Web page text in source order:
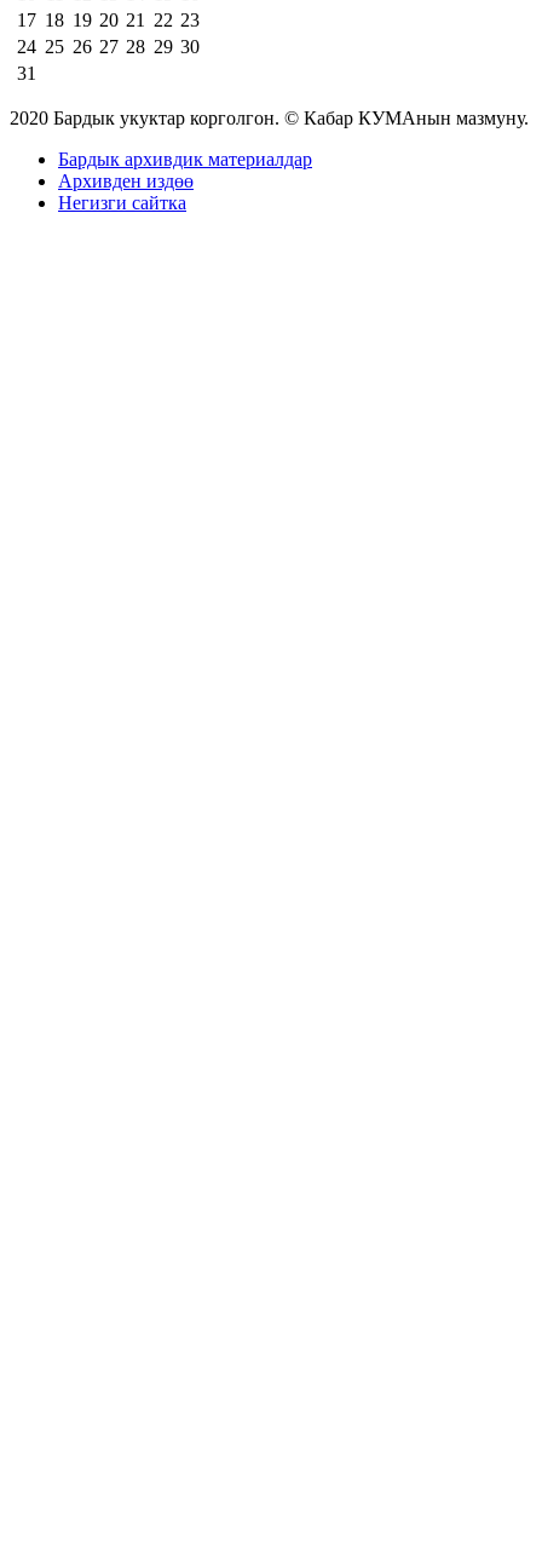
17 18 19 20 21 22 23
24 25 26 27 28 29 30
31
2020 Бардык укуктар корголгон. © Кабар КУМАнын мазмуну.
Бардык архивдик материалдар
Архивден издөө
Негизги сайтка